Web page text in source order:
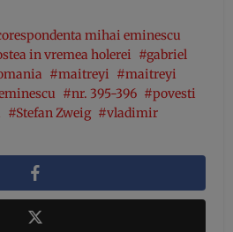
mihai eminescu
in vremea holerei
gabriel
maitreyi
maitreyi
nr. 395-396
povesti
Stefan Zweig
vladimir